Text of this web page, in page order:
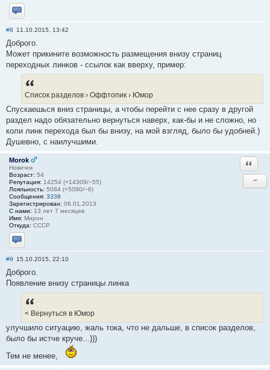
Отправить личное сообщение
#8 11.10.2015, 13:42
Доброго.
Может прикините возможность размещения внизу страниц
переходных линков - ссылок как вверху, пример:
Список разделов › Оффтопик › Юмор
Спускаешься вниз страницы, а чтобы перейти с нее сразу в другой
раздел надо обязательно вернуться наверх, как-бы и не сложно, но
коли линк перехода был бы внизу, на мой взгляд, было бы удобней.)
Душевно, с наилучшими.
Morok
Новичок
Возраст: 54
Репутация: 14254 (+14309/−55)
Лояльность: 5084 (+5090/−6)
Сообщения: 3338
Зарегистрирован: 06.01.2013
С нами: 13 лет 7 месяцев
Имя: Мирон
Откуда: СССР
Отправить личное сообщение
−
#9 15.10.2015, 22:10
Доброго.
Появление внизу страницы линка
< Вернуться в Юмор
улучшило ситуацию, жаль тока, что не дальше, в список разделов,
было бы истче круче...)))
Тем не менее,